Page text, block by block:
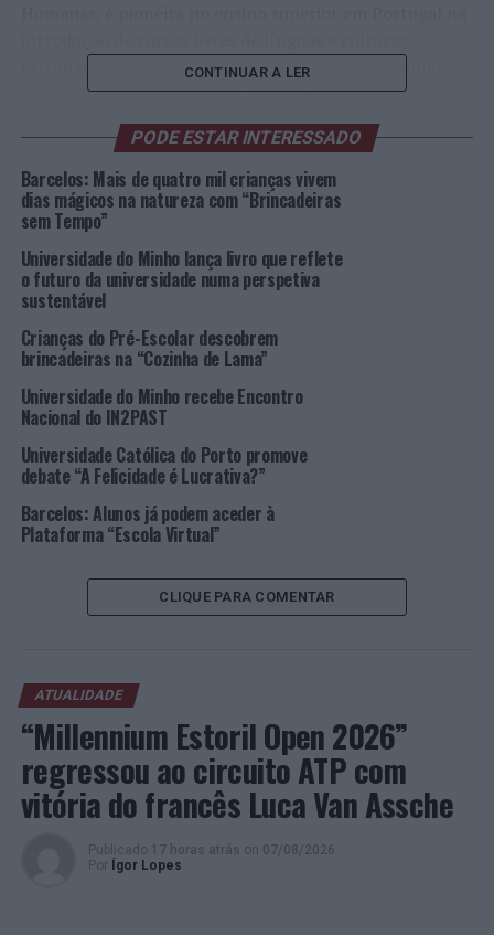
estrangeiras para o público em geral, desenvolvendo
programas e aprendizagens em diversos formatos. O seu
centro de línguas BabeliUM nasceu em 2009 para
acentuar essa dinâmica. Além de projetos de formação e
promoção do multilinguismo e multiculturalismo,
presta serviços de tradução, interpretação, legendagem
e revisão de textos a nível académico e a comunidade em
geral.
O Dia Europeu das Línguas foi instituído em 2001 pelo
Conselho da Europa e pela Comissão Europeia para
celebrar a riqueza e a diversidade linguística e cultural
as instituições para a aprendizagem das línguas como
competências cada vez mais necessárias à mobilidade, à
empregabilidade e ao desenvolvimento pessoal dos
cidadãos, bem como ao aprofundamento das
democracias e do diálogo intercultural.
TÓPICOS RELACIONADOS: BABELIUM DESTAQUE
ENSINO
PSP apresenta balanço final da Campanha ROADPOL
Safety Days
Aveiro e Espinho: Seis condutores detidos
CONTINUAR A LER
PODE ESTAR INTERESSADO
Barcelos: Mais de quatro mil crianças vivem
dias mágicos na natureza com “Brincadeiras
sem Tempo”
Universidade do Minho lança livro que reflete
o futuro da universidade numa perspetiva
sustentável
Crianças do Pré-Escolar descobrem
brincadeiras na “Cozinha de Lama”
Universidade do Minho recebe Encontro
Nacional do IN2PAST
Universidade Católica do Porto promove
debate “A Felicidade é Lucrativa?”
Barcelos: Alunos já podem aceder à
Plataforma “Escola Virtual”
CLIQUE PARA COMENTAR
ATUALIDADE
“Millennium Estoril Open 2026”
regressou ao circuito ATP com
vitória do francês Luca Van Assche
Publicado 17 horas atrás on 07/08/2026
Por
Ígor Lopes